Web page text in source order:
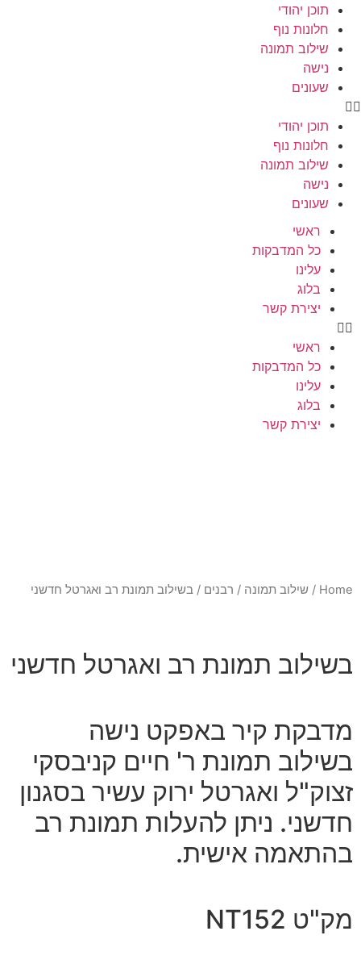
תוכן יהודי
חלונות נוף
שילוב תמונה
נישה
שעונים
תוכן יהודי
חלונות נוף
שילוב תמונה
נישה
שעונים
ראשי
כל המדבקות
עלינו
בלוג
יצירת קשר
ראשי
כל המדבקות
עלינו
בלוג
יצירת קשר
Home
/ שילוב תמונה / רבנים / בשילוב תמונת רב ואגרטל חדשני
בשילוב תמונת רב ואגרטל חדשני
מדבקת קיר באפקט נישה
בשילוב תמונת ר' חיים קניבסקי
זצוק"ל ואגרטל ירוק עשיר בסגנון
חדשני. ניתן להעלות תמונת רב
בהתאמה אישית.
מק"ט NT152